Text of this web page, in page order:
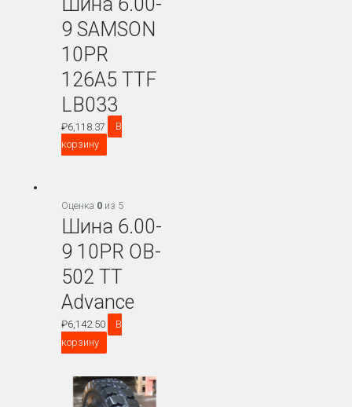
9 SAMSON
10PR
126A5 TTF
LB033
₽6,118.37
В
корзину
Оценка 0 из 5
Шина 6.00-
9 10PR OB-
502 TT
Advance
₽6,142.50
В
корзину